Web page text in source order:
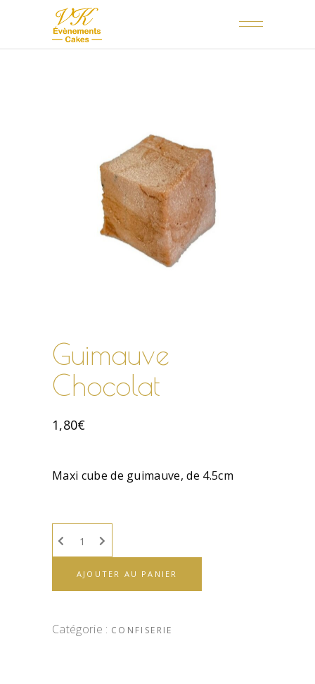
Guimauve
Chocolat
1,80€
Maxi cube de guimauve, de 4.5cm
AJOUTER AU PANIER
Catégorie : CONFISERIE